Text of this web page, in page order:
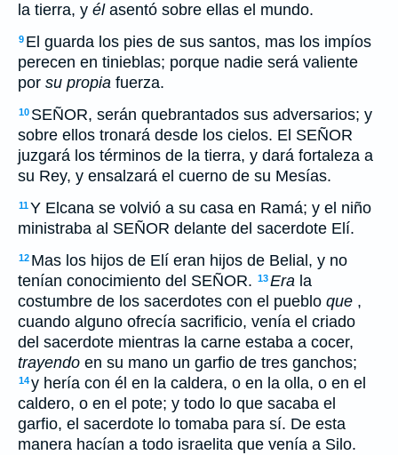
la tierra, y élasentó sobre ellas el mundo.
9 El guarda los pies de sus santos, mas los impíos
perecen en tinieblas; porque nadie será valiente
por su propia fuerza.
10 SEÑOR, serán quebrantados sus adversarios; y
sobre ellos tronará desde los cielos. El SEÑOR
juzgará los términos de la tierra, y dará fortaleza a
su Rey, y ensalzará el cuerno de su Mesías.
11Y Elcana se volvió a su casa en Ramá; y el niño
ministraba al SEÑOR delante del sacerdote Elí.
12 Mas los hijos de Elí eran hijos de Belial, y no
tenían conocimiento del SEÑOR. 13Era la
costumbre de los sacerdotes con el pueblo que ,
cuando alguno ofrecía sacrificio, venía el criado
del sacerdote mientras la carne estaba a cocer,
trayendo en su mano un garfio de tres ganchos;
14y hería con él en la caldera, o en la olla, o en el
caldero, o en el pote; y todo lo que sacaba el
garfio, el sacerdote lo tomaba para sí. De esta
manera hacían a todo israelita que venía a Silo.